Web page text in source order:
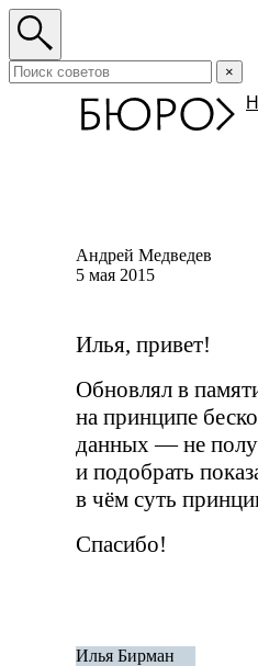
×
Андрей Медведев
5 мая 2015
Илья, привет!
Обновлял в
на принципе
данных — не
и подобрать
в чём суть
Спасибо!
Илья Бирман